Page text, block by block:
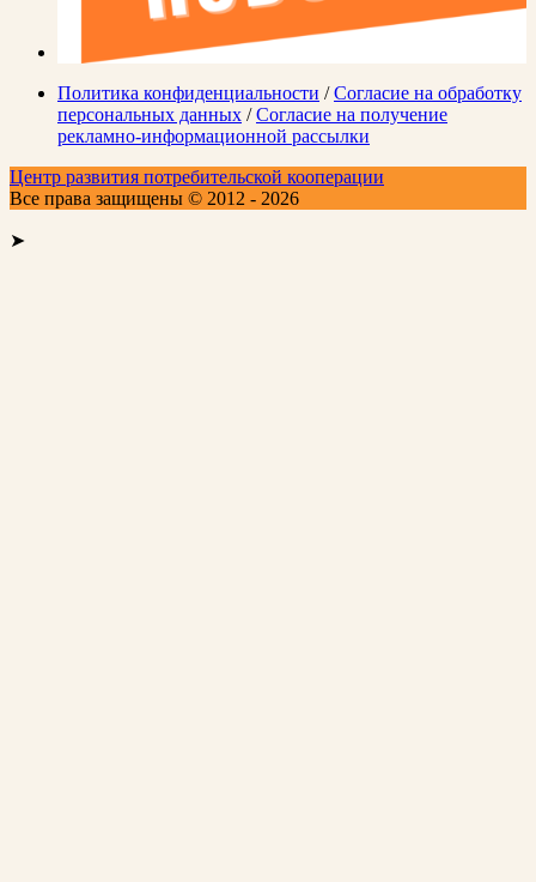
Политика конфиденциальности /Согласие на обработку
персональных данных /Согласие на получение
рекламно-информационной рассылки
Центр развития потребительской кооперации
Все права защищены © 2012 - 2026
➤